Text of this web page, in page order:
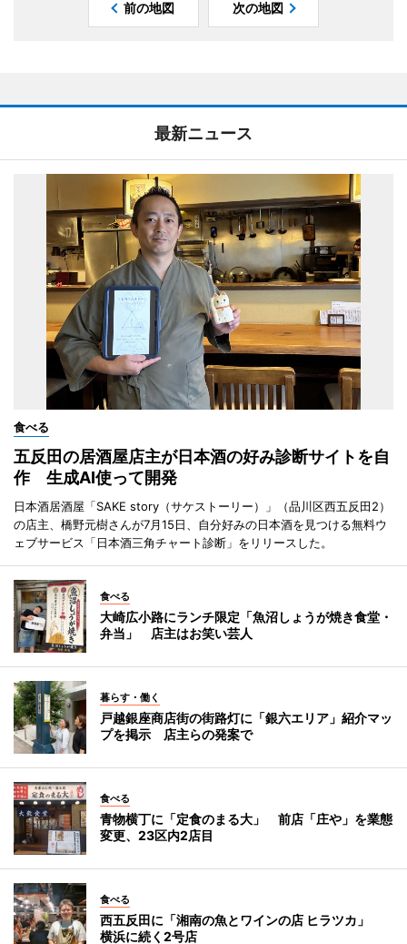
前の地図 次の地図
最新ニュース
食べる
五反田の居酒屋店主が日本酒の好み診断サイトを自
作 生成AI使って開発
日本酒居酒屋「SAKE story（サケストーリー）」（品川区西五反田2）
の店主、橋野元樹さんが7月15日、自分好みの日本酒を見つける無料ウ
ェブサービス「日本酒三角チャート診断」をリリースした。
食べる
大崎広小路にランチ限定「魚沼しょうが焼き食堂・
弁当」 店主はお笑い芸人
暮らす・働く
戸越銀座商店街の街路灯に「銀六エリア」紹介マッ
プを掲示 店主らの発案で
食べる
青物横丁に「定食のまる大」 前店「庄や」を業態
変更、23区内2店目
食べる
西五反田に「湘南の魚とワインの店 ヒラツカ」
横浜に続く2号店